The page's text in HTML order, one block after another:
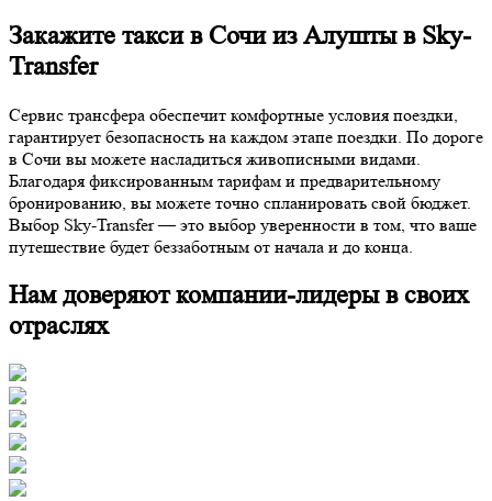
Закажите такси в Сочи из Алушты в Sky-
Transfer
Сервис трансфера обеспечит комфортные условия поездки,
гарантирует безопасность на каждом этапе поездки. По дороге
в Сочи вы можете насладиться живописными видами.
Благодаря фиксированным тарифам и предварительному
бронированию, вы можете точно спланировать свой бюджет.
Выбор Sky-Transfer — это выбор уверенности в том, что ваше
путешествие будет беззаботным от начала и до конца.
Нам доверяют компании-лидеры в своих
отраслях